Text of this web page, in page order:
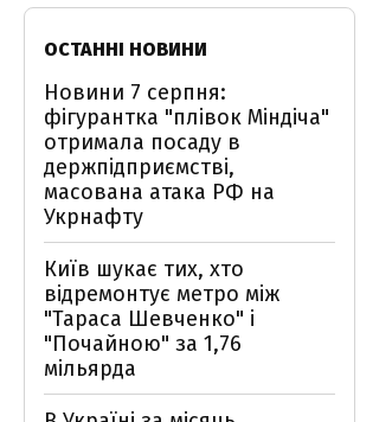
ОСТАННІ НОВИНИ
Новини 7 серпня:
фігурантка "плівок Міндіча"
отримала посаду в
держпідприємстві,
масована атака РФ на
Укрнафту
Київ шукає тих, хто
відремонтує метро між
"Тараса Шевченко" і
"Почайною" за 1,76
мільярда